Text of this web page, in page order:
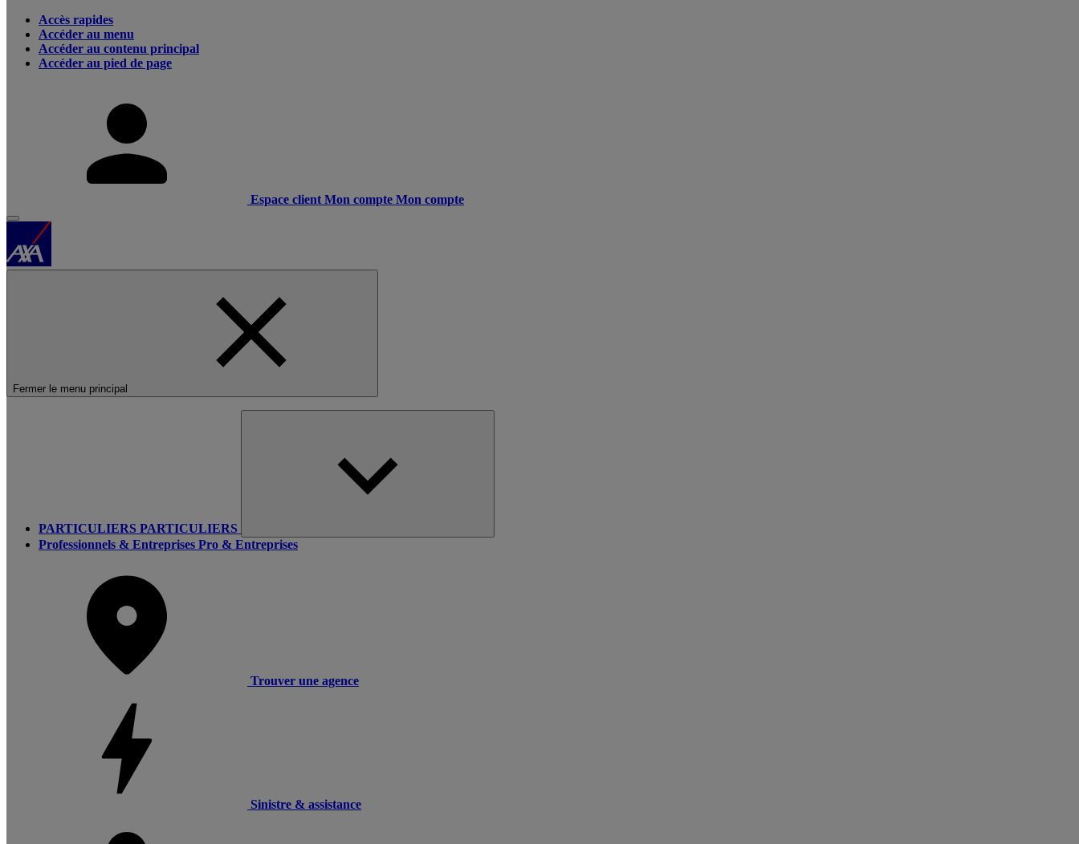
Accès rapides
Accéder au menu
Accéder au contenu principal
Accéder au pied de page
Espace client Mon compte Mon compte
Fermer le menu principal
PARTICULIERS PARTICULIERS
Professionnels & Entreprises Pro & Entreprises
Trouver une agence
Sinistre & assistance